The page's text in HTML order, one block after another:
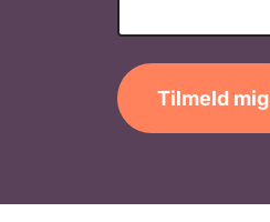
Tilmeld mig